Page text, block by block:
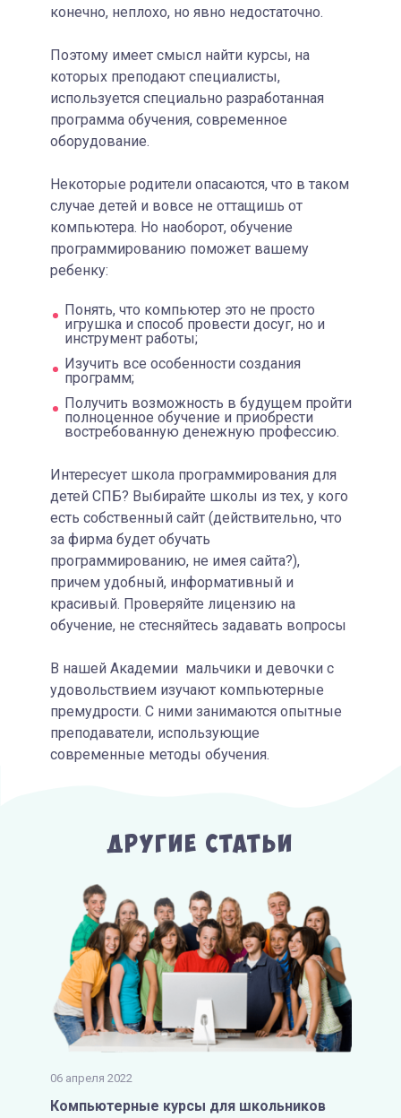
конечно, неплохо, но явно недостаточно.
Поэтому имеет смысл найти курсы, на
которых преподают специалисты,
используется специально разработанная
программа обучения, современное
оборудование.
Некоторые родители опасаются, что в таком
случае детей и вовсе не оттащишь от
компьютера. Но наоборот, обучение
программированию поможет вашему
ребенку:
Понять, что компьютер это не просто
игрушка и способ провести досуг, но и
инструмент работы;
Изучить все особенности создания
программ;
Получить возможность в будущем пройти
полноценное обучение и приобрести
востребованную денежную профессию.
Интересует школа программирования для
детей СПБ? Выбирайте школы из тех, у кого
есть собственный сайт (действительно, что
за фирма будет обучать
программированию, не имея сайта?),
причем удобный, информативный и
красивый. Проверяйте лицензию на
обучение, не стесняйтесь задавать вопросы
В нашей Академии мальчики и девочки с
удовольствием изучают компьютерные
премудрости. С ними занимаются опытные
преподаватели, использующие
современные методы обучения.
Другие Статьи
06 апреля 2022
Компьютерные курсы для школьников